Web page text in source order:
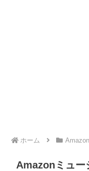
ホーム
Amazonミュー